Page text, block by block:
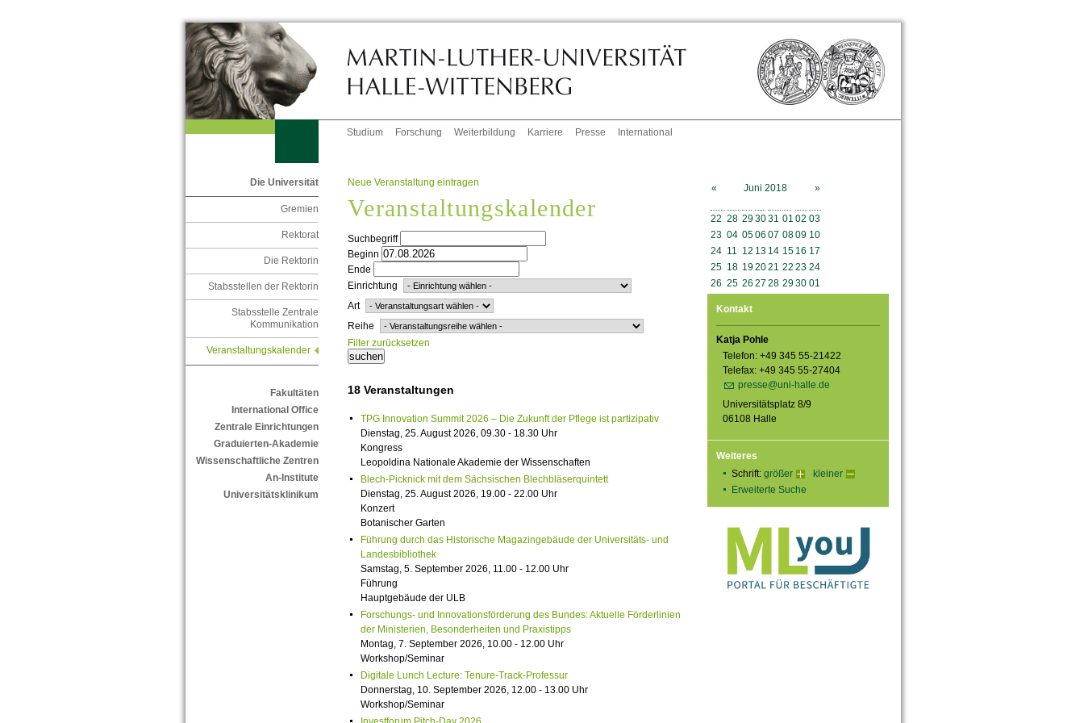
Studium Forschung Weiterbildung Karriere Presse International
Die Universität
Gremien
Rektorat
Die Rektorin
Stabsstellen der Rektorin
Stabsstelle Zentrale
Kommunikation
Veranstaltungskalender
Fakultäten
International Office
Zentrale Einrichtungen
Graduierten-Akademie
Wissenschaftliche Zentren
An-Institute
Universitätsklinikum
« Juni 2018
»
22 28 293031 01 02 03
23 04 0506 07 0809 10
24 11 12 13 14 15 16 17
25 18 192021 22 23 24
26 25 26 27 28 2930 01
Kontakt
Katja Pohle
Telefon: +49 345 55-21422
Telefax: +49 345 55-27404
presse@uni-halle.de
Universitätsplatz 8/9
06108 Halle
Weiteres
Schrift: größer
kleiner
Erweiterte Suche
Neue Veranstaltung eintragen
Veranstaltungskalender
Suchbegriff
Beginn
Ende
Einrichtung
Art
Reihe
Filter zurücksetzen
18 Veranstaltungen
TPG Innovation Summit 2026 – Die Zukunft der Pflege ist partizipativ
Dienstag, 25. August 2026, 09.30 - 18.30 Uhr
Kongress
Leopoldina Nationale Akademie der Wissenschaften
Blech-Picknick mit dem Sächsischen Blechbläserquintett
Dienstag, 25. August 2026, 19.00 - 22.00 Uhr
Konzert
Botanischer Garten
Führung durch das Historische Magazingebäude der Universitäts- und
Landesbibliothek
Samstag, 5. September 2026, 11.00 - 12.00 Uhr
Führung
Hauptgebäude der ULB
Forschungs- und Innovationsförderung des Bundes: Aktuelle Förderlinien
der Ministerien, Besonderheiten und Praxistipps
Montag, 7. September 2026, 10.00 - 12.00 Uhr
Workshop/Seminar
Digitale Lunch Lecture: Tenure-Track-Professur
Donnerstag, 10. September 2026, 12.00 - 13.00 Uhr
Workshop/Seminar